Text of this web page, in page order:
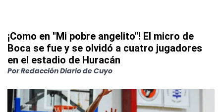
¡Como en "Mi pobre angelito"! El micro de
Boca se fue y se olvidó a cuatro jugadores
en el estadio de Huracán
PorRedacción Diario de Cuyo